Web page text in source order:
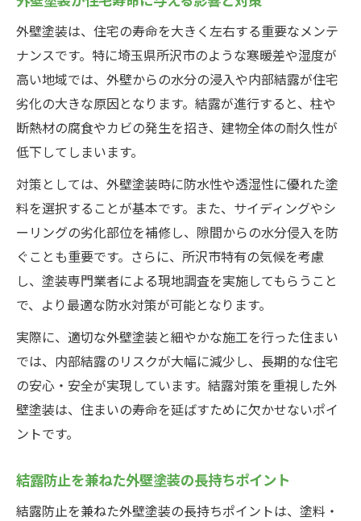
外壁塗装は、住宅の寿命を大きく左右する重要なメンテ
ナンスです。特に埼玉県所沢市のような寒暖差や湿度が
高い地域では、外壁からの水分の浸入や内部結露が住宅
劣化の大きな原因となります。結露が進行すると、柱や
断熱材の腐食やカビの発生を招き、建物全体の耐久性が
低下してしまいます。
対策としては、外壁塗装時に防水性や透湿性に優れた塗
料を選択することが基本です。また、サイディングやシ
ーリングの劣化部位を補修し、隙間からの水分侵入を防
ぐことも重要です。さらに、所沢市特有の気候を考慮
し、塗装専門業者による現地調査を実施してもらうこと
で、より最適な防水対策が可能となります。
実際に、適切な外壁塗装と細やかな施工を行った住まい
では、内部結露のリスクが大幅に減少し、長期的な住宅
の安心・安全が実現しています。結露対策を重視した外
壁塗装は、住まいの寿命を延ばすために欠かせないポイ
ントです。
結露防止を兼ねた外壁塗装の長持ちポイント
結露防止を兼ねた外壁塗装の長持ちポイントは、塗料・